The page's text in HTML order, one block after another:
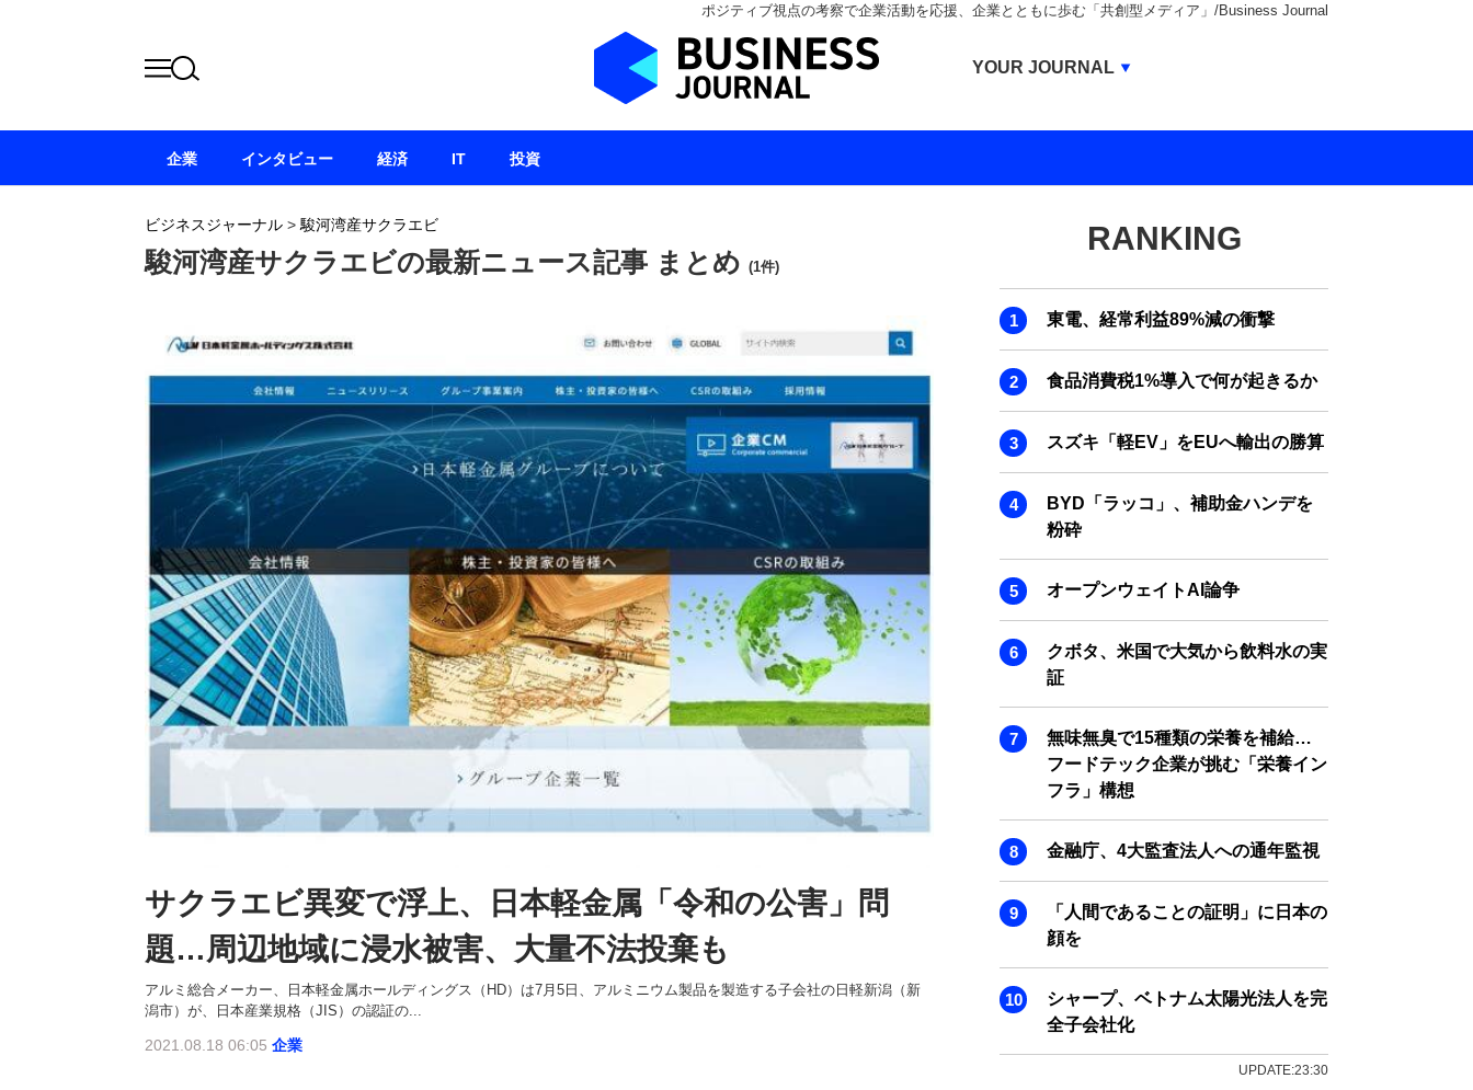
ポジティブ視点の考察で企業活動を応援、企業とともに歩む「共創型メディア」/Business Journal
ビジネスジャーナル > 駿河湾産サクラエビ
駿河湾産サクラエビの最新ニュース記事 まとめ (1件)
サクラエビ異変で浮上、日本軽金属「令和の公害」問
題…周辺地域に浸水被害、大量不法投棄も
アルミ総合メーカー、日本軽金属ホールディングス（HD）は7月5日、アルミニウム製品を製造する子会社の日軽新潟（新
潟市）が、日本産業規格（JIS）の認証の...
2021.08.18 06:05 企業
RANKING
東電、経常利益89%減の衝撃
食品消費税1%導入で何が起きるか
スズキ「軽EV」をEUへ輸出の勝算
BYD「ラッコ」、補助金ハンデを
粉砕
オープンウェイトAI論争
クボタ、米国で大気から飲料水の実
証
無味無臭で15種類の栄養を補給…
フードテック企業が挑む「栄養イン
フラ」構想
金融庁、4大監査法人への通年監視
「人間であることの証明」に日本の
顔を
シャープ、ベトナム太陽光法人を完
全子会社化
UPDATE:23:30
企業 インタビュー 経済 IT 投資
YOUR JOURNAL
BUSINESS JOURNAL
IVS JOURNAL
ENERGY MANAGEMENT JOURNAL
INBOUND JOURNAL
LIFE ENDING JOURNAL
AI JOURNAL
REAL ESTATE BROKERAGE JOURNAL
SMART MARKETING JOURNAL
BPaaS JOURNAL
ADOPTABLE DOG JOURNAL